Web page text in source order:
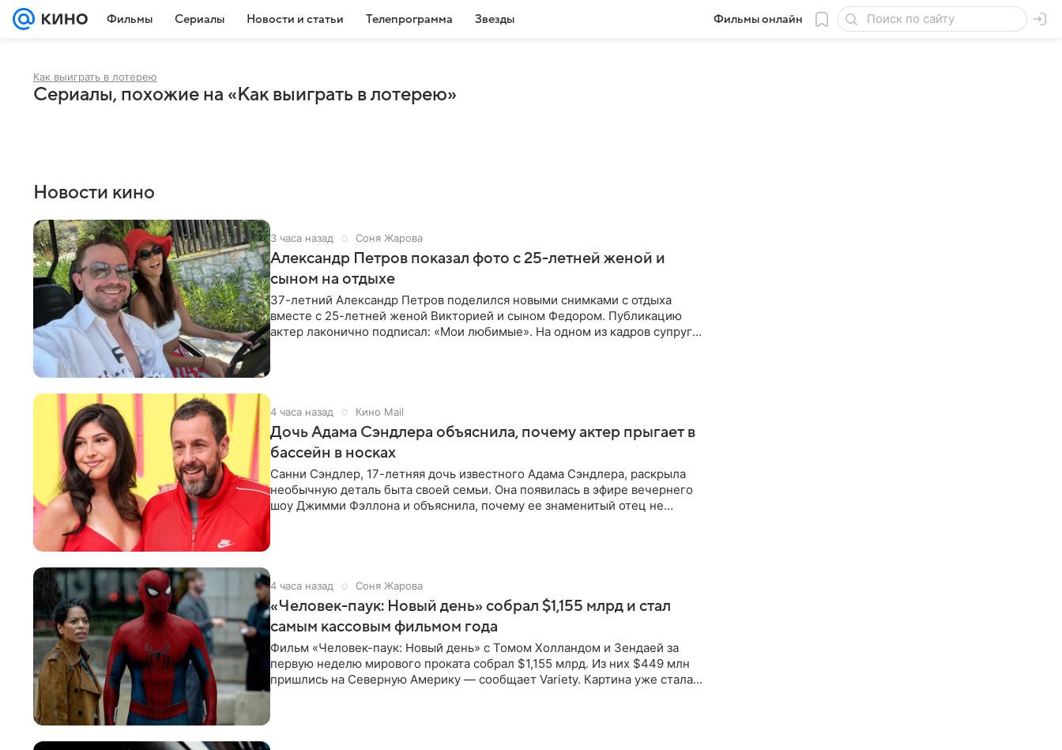
Фильмы Сериалы Новости и статьи Телепрограмма Звезды Фильмы онлайн
Как выиграть в лотерею
Сериалы, похожие на «Как выиграть в лотерею»
Новости кино
3 часа назад Соня Жарова
Александр Петров показал фото с 25-летней женой и
сыном на отдыхе
37-летний Александр Петров поделился новыми снимками с отдыха
вместе с 25-летней женой Викторией и сыном Федором. Публикацию
актер лаконично подписал: «Мои любимые». На одном из кадров супруги
4 часа назад Кино Mail
Дочь Адама Сэндлера объяснила, почему актер прыгает в
бассейн в носках
Санни Сэндлер, 17-летняя дочь известного Адама Сэндлера, раскрыла
необычную деталь быта своей семьи. Она появилась в эфире вечернего
шоу Джимми Фэллона и объяснила, почему ее знаменитый отец не
4 часа назад Соня Жарова
«Человек-паук: Новый день» собрал $1,155 млрд и стал
самым кассовым фильмом года
Фильм «Человек-паук: Новый день» с Томом Холландом и Зендаей за
первую неделю мирового проката собрал $1,155 млрд. Из них $449 млн
пришлись на Северную Америку — сообщает Variety. Картина уже стала